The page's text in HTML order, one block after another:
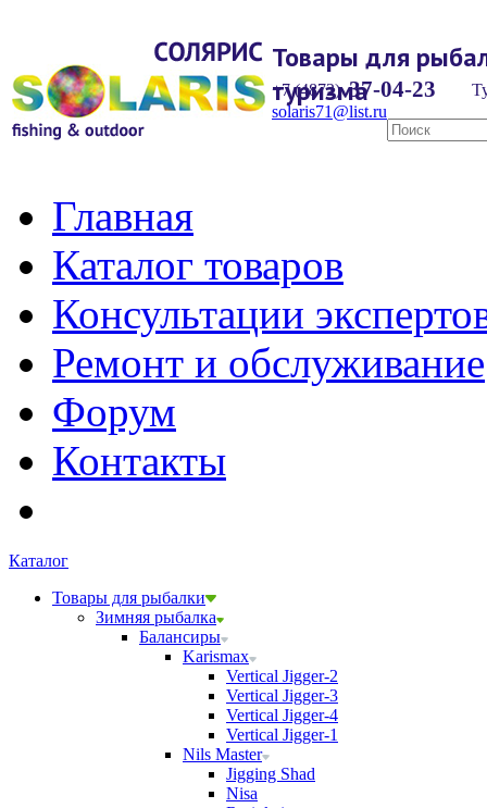
Товары для
туризма
+7 (4872) 37-04-23
solaris71@list.ru
Главная
Каталог товаров
Консультации
Ремонт и обслуживание
Форум
Контакты
Каталог
Товары для рыбалки
Зимняя рыбалка
Балансиры
Karismax
Vertical Jigger-2
Vertical Jigger-3
Vertical Jigger-4
Vertical Jigger-1
Nils Master
Jigging Shad
Nisa